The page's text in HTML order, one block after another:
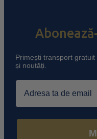
Primești transport
și noutăți.
Email